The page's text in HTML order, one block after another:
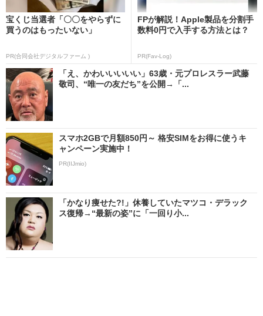
宝くじ当選者「〇〇をやらずに
買うのはもったいない」
PR(合同会社デジタルファーム )
FPが解説！Apple製品を分割手
数料0円で入手する方法とは？
PR(Fav-Log)
「え、かわいいいいい」63歳・元プロレスラー武藤
敬司、“唯一の友だち”を公開→「...
スマホ2GBで月額850円～ 格安SIMをお得に使うキ
ャンペーン実施中！
PR(IIJmio)
「かなり痩せた?!」休養していたマツコ・デラック
ス復帰→“最新の姿”に「一回り小...